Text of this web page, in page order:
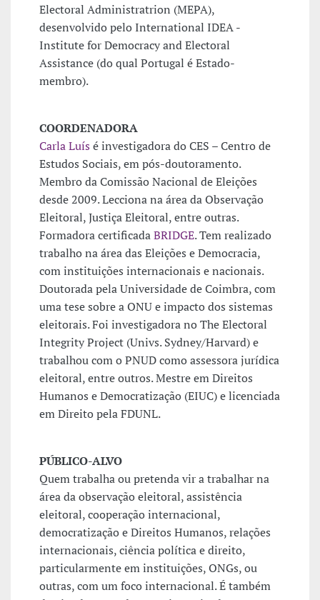
Electoral Administratrion (MEPA),
desenvolvido pelo International IDEA -
Institute for Democracy and Electoral
Assistance (do qual Portugal é Estado-
membro).
COORDENADORA
Carla Luís é investigadora do CES – Centro de
Estudos Sociais, em pós-doutoramento.
Membro da Comissão Nacional de Eleições
desde 2009. Lecciona na área da Observação
Eleitoral, Justiça Eleitoral, entre outras.
Formadora certificadaBRIDGE. Tem realizado
trabalho na área das Eleições e Democracia,
com instituições internacionais e nacionais.
Doutorada pela Universidade de Coimbra, com
uma tese sobre a ONU e impacto dos sistemas
eleitorais. Foi investigadora no The Electoral
Integrity Project (Univs. Sydney/Harvard) e
trabalhou com o PNUD como assessora jurídica
eleitoral, entre outros. Mestre em Direitos
Humanos e Democratização (EIUC) e licenciada
em Direito pela FDUNL.
PÚBLICO-ALVO
Quem trabalha ou pretenda vir a trabalhar na
área da observação eleitoral, assistência
eleitoral, cooperação internacional,
democratização e Direitos Humanos, relações
internacionais, ciência política e direito,
particularmente em instituições, ONGs, ou
outras, com um foco internacional. É também